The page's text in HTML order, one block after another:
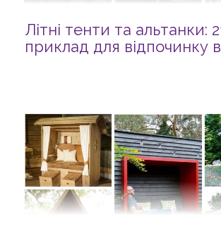
Літні тенти та альтанки:
приклад для відпочинку в